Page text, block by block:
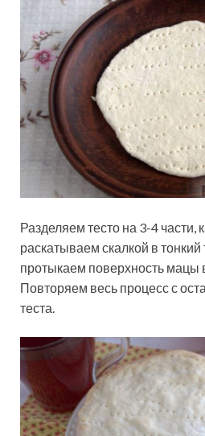
Разделяем тесто на 3-4 части,
раскатываем скалкой в тонкий
протыкаем поверхность мацы
Повторяем весь процесс с
теста.